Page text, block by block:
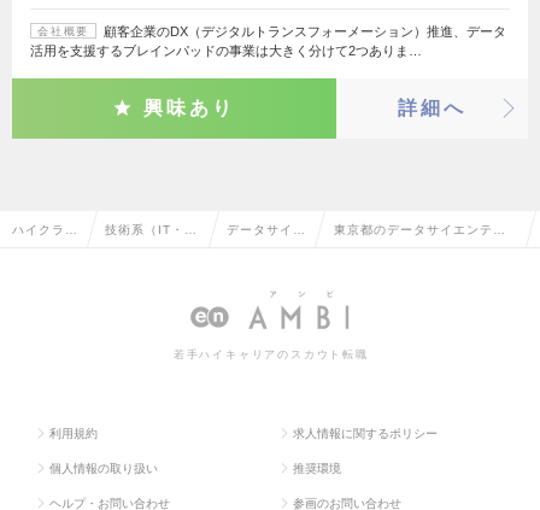
会社概要
顧客企業のDX（デジタルトランスフォーメーション）推進、データ
活用を支援するブレインパッドの事業は大きく分けて2つありま…
興味あり 詳細へ
ハイクラス 技術系（IT・W データサイエ 東京都のデータサイエンティ
若手ハイキャリアのスカウト転職
利用規約 求人情報に関するポリシー
個人情報の取り扱い 推奨環境
ヘルプ・お問い合わせ 参画のお問い合わせ